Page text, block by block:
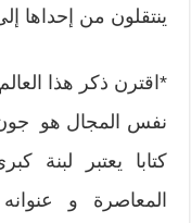
ينتقلون من إحداها
*اقترن ذكر هذا
نفس المجال هو جون
كتابا يعتبر لبنة
المعاصرة و